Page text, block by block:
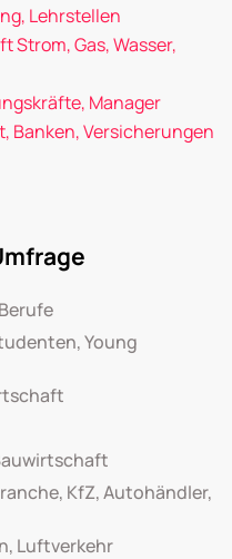
Lehrstellen
Strom, Gas, Wasser,
Manager
Banken, Versicherungen
Young
KfZ, Autohändler,
Luftverkehr